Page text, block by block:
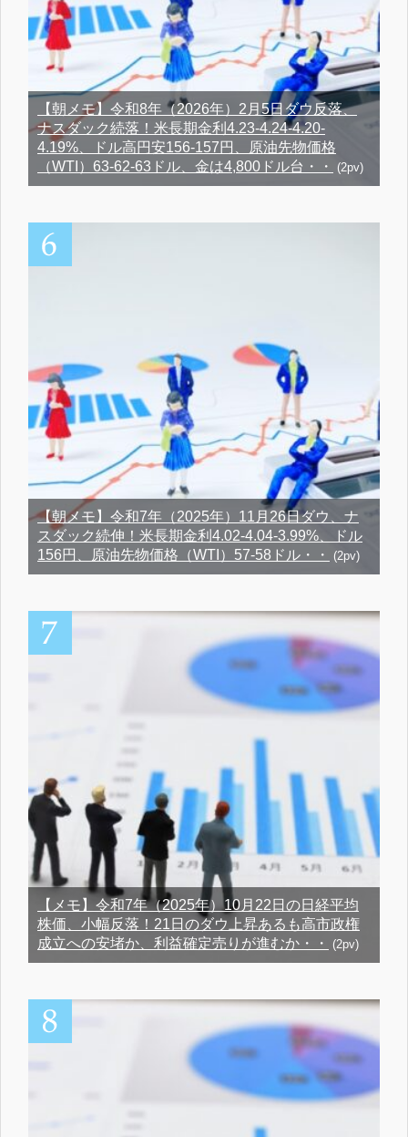
【朝メモ】令和8年（2026年）2月5日ダウ反落、
ナスダック続落！米長期金利4.23-4.24-4.20-
4.19%、ドル高円安156-157円、原油先物価格
（WTI）63-62-63ドル、金は4,800ドル台・・
(2pv)
【朝メモ】令和7年（2025年）11月26日ダウ、ナ
スダック続伸！米長期金利4.02-4.04-3.99%、ドル
156円、原油先物価格（WTI）57-58ドル・・
(2pv)
【メモ】令和7年（2025年）10月22日の日経平均
株価、小幅反落！21日のダウ上昇あるも高市政権
成立への安堵か、利益確定売りが進むか・・
(2pv)